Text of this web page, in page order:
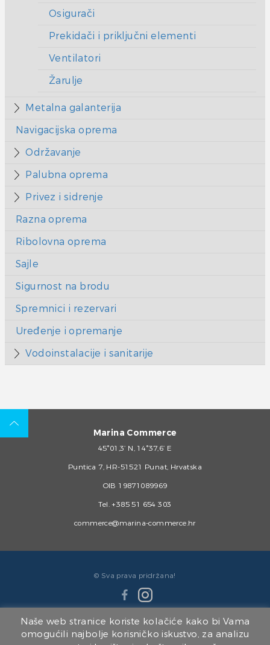
Osigurači
Prekidači i priključni elementi
Ventilatori
Žarulje
Metalna galanterija
Navigacijska oprema
Održavanje
Palubna oprema
Privez i sidrenje
Razna oprema
Ribolovna oprema
Sajle
Sigurnost na brodu
Spremnici i rezervari
Uređenje i opremanje
Vodoinstalacije i sanitarije
Marina Commerce
45°01,3’ N, 14°37,6’ E
Puntica 7, HR-51521 Punat, Hrvatska
OIB 19871089969
Tel. +385 51 654 303
commerce@marina-commerce.hr
© Sva prava pridržana!
Naše web stranice koriste kolačiće kako bi Vama
omogućili najbolje korisničko iskustvo, za analizu